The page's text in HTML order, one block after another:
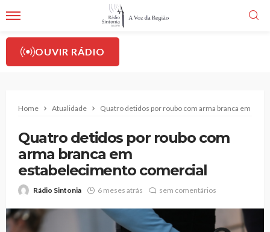
OUVIR RÁDIO
Home Atualidade Quatro detidos por roubo com arma branca em
Quatro detidos por roubo com
arma branca em
estabelecimento comercial
Rádio Sintonia 6 meses atrás sem comentários